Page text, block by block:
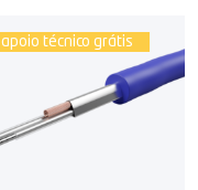
apoio técnico grátis